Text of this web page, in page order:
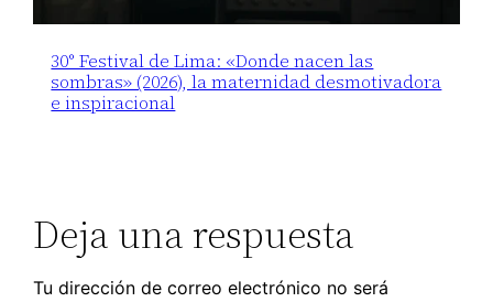
30° Festival de Lima: «Donde nacen las
sombras» (2026), la maternidad desmotivadora
e inspiracional
Deja una respuesta
Tu dirección de correo electrónico no será